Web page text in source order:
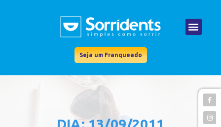
Seja um Franqueado
DIA: 13/09/2011